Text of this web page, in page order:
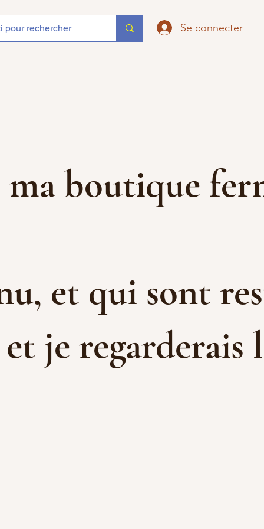
Se connecter
ma boutique
et qui sont
je regarderais